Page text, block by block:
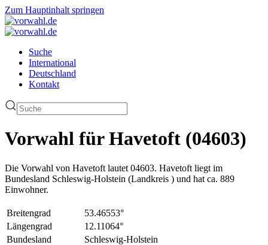
Zum Hauptinhalt springen
Suche
International
Deutschland
Kontakt
Vorwahl für Havetoft (04603)
Die Vorwahl von Havetoft lautet 04603. Havetoft liegt im
Bundesland Schleswig-Holstein (Landkreis ) und hat ca. 889
Einwohner.
Breitengrad
53.46553°
Längengrad
12.11064°
Bundesland
Schleswig-Holstein